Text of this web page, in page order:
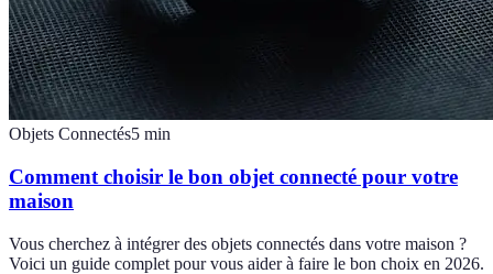
Objets Connectés5 min
Comment choisir le bon objet connecté pour votre
maison
Vous cherchez à intégrer des objets connectés dans votre maison ?
Voici un guide complet pour vous aider à faire le bon choix en 2026.